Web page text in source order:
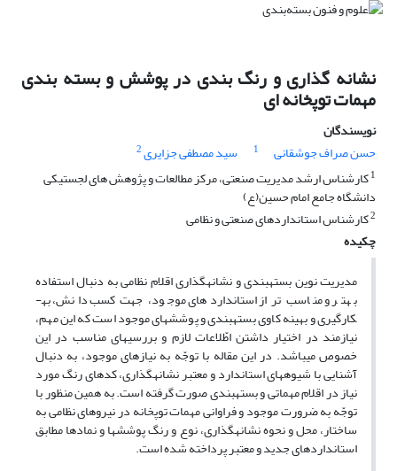
نشانه گذاری و رنگ بندی در پوشش و بسته بندی
مهمات توپخانه ای
نویسندگان
حسن صراف جوشقانی
1 سید مصطفی جزایری2
1کارشناس ارشد مدیریت صنعتی، مرکز مطالعات و پژوهش های لجستیکی
دانشگاه جامع امام حسین(ع)
2کارشناس استانداردهای صنعتی و نظامی
چکیده
مدیریت نوین بسته­بندی و نشانه­گذاری اقلام نظامی به دنبال استفاده
بهتر و مناسب تر از استانداردهای موجود، جهت کسب دانش، به­
کارگیری و بهینه کاوی بسته­بندی و پوشش­های موجود است که این مهم،
نیازمند در اختیار داشتن اطّلاعات لازم و بررسی­های مناسب در این
خصوص می­باشد. در این مقاله با توجّه به نیازهای موجود، به دنبال
آشنایی با شیوه­های استاندارد و معتبر نشانه­گذاری، کدهای رنگ مورد
نیاز در اقلام مهماتی و بسته­بندی صورت گرفته است. به همین منظور با
توجّه به ضرورت موجود و فراوانی مهمات توپخانه در نیروهای نظامی به
ساختار، محل و نحوه نشانه­گذاری، نوع و رنگ پوشش­ها و نمادها مطابق
استانداردهای جدید و معتبر پرداخته شده است.